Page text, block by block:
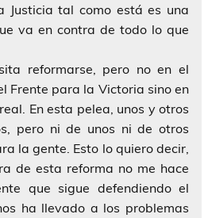
Justicia tal como está es una
va en contra de todo lo que
reformarse, pero no en el
Frente para la Victoria sino en
En esta pelea, unos y otros
pero ni de unos ni de otros
la gente. Esto lo quiero decir,
de esta reforma no me hace
que sigue defendiendo el
ha llevado a los problemas